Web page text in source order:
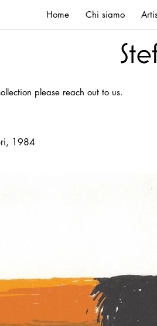
Home Chi siamo
please reach out to us.
1984